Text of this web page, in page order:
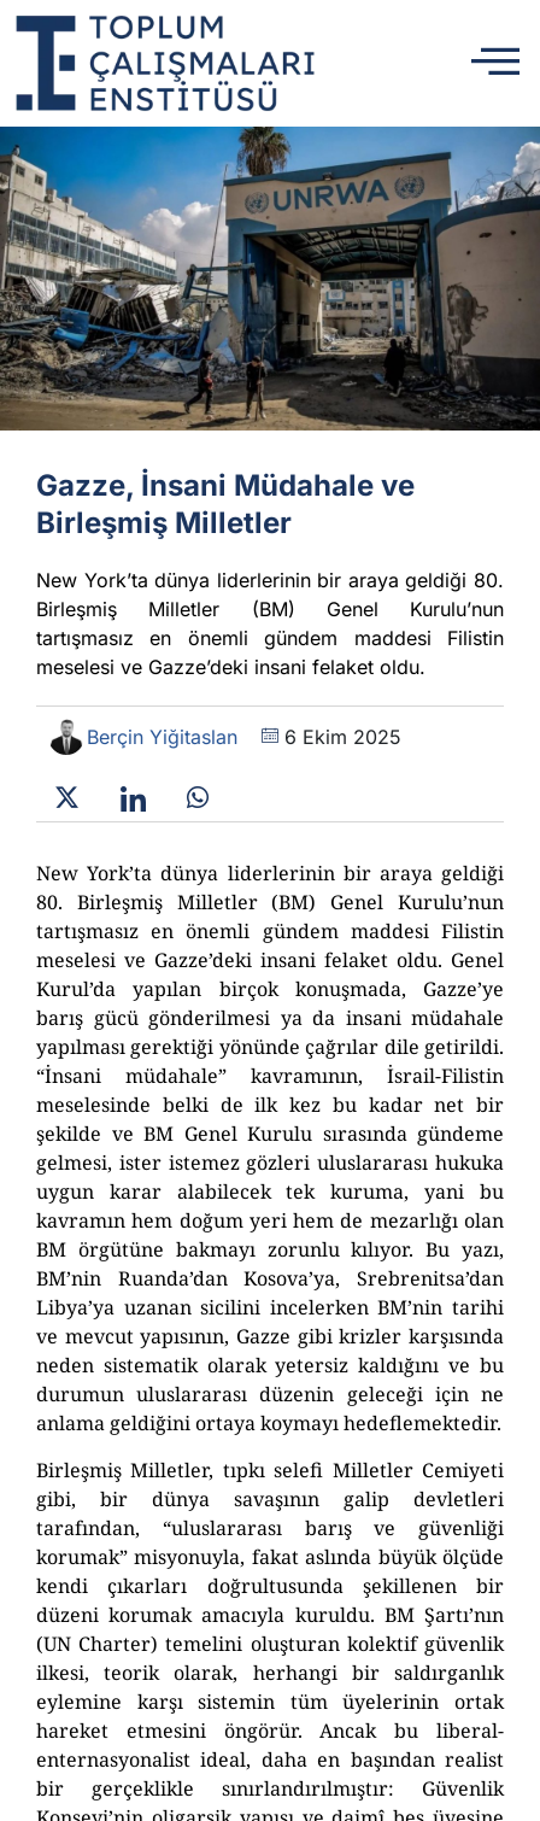
Gazze, İnsani Müdahale ve
Birleşmiş Milletler
New York’ta dünya liderlerinin bir araya geldiği 80.
Birleşmiş Milletler (BM) Genel Kurulu’nun
tartışmasız en önemli gündem maddesi Filistin
meselesi ve Gazze’deki insani felaket oldu.
Berçin Yiğitaslan 6 Ekim 2025
New York’ta dünya liderlerinin bir araya geldiği
80. Birleşmiş Milletler (BM) Genel Kurulu’nun
tartışmasız en önemli gündem maddesi Filistin
meselesi ve Gazze’deki insani felaket oldu. Genel
Kurul’da yapılan birçok konuşmada, Gazze’ye
barış gücü gönderilmesi ya da insani müdahale
yapılması gerektiği yönünde çağrılar dile getirildi.
“İnsani müdahale” kavramının, İsrail-Filistin
meselesinde belki de ilk kez bu kadar net bir
şekilde ve BM Genel Kurulu sırasında gündeme
gelmesi, ister istemez gözleri uluslararası hukuka
uygun karar alabilecek tek kuruma,yani bu
kavramın hem doğum yeri hem de mezarlığı olan
BM örgütüne bakmayı zorunlu kılıyor. Bu yazı,
BM’nin Ruanda’dan Kosova’ya, Srebrenitsa’dan
Libya’ya uzanan sicilini incelerken BM’nin tarihi
ve mevcut yapısının, Gazze gibi krizler karşısında
neden sistematik olarak yetersiz kaldığını ve bu
durumun uluslararası düzenin geleceği için ne
anlama geldiğini ortaya koymayı hedeflemektedir.
Birleşmiş Milletler, tıpkı selefi Milletler Cemiyeti
gibi, bir dünya savaşının galip devletleri
tarafından, “uluslararası barış ve güvenliği
korumak” misyonuyla, fakataslında büyükölçüde
kendi çıkarları doğrultusunda şekillenen bir
düzeni korumak amacıyla kuruldu. BM Şartı’nın
(UN Charter) temelini oluşturan kolektif güvenlik
ilkesi, teorik olarak, herhangi bir saldırganlık
eylemine karşı sistemin tüm üyelerinin ortak
hareket etmesini öngörür. Ancak bu liberal-
enternasyonalist ideal, daha en başından realist
bir gerçeklikle sınırlandırılmıştır: Güvenlik